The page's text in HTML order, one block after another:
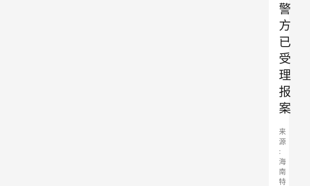
警
方
已
受
理
报
案
来
源
:
海
南
特